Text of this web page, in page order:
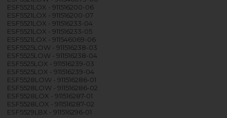
ESF5521LOX - 911516200-06
ESF5521LOX - 911516200-07
ESF5521LOX - 911516233-04
ESF5521LOX - 911516233-05
ESF5521LOX - 911546069-06
ESF5525LOW - 911516238-03
ESF5525LOW - 911516238-04
ESF5525LOX - 911516239-03
ESF5525LOX - 911516239-04
ESF5528LOW - 911516286-01
ESF5528LOW - 911516286-02
ESF5528LOX - 911516287-01
ESF5528LOX - 911516287-02
ESF5529LBX - 911516296-01